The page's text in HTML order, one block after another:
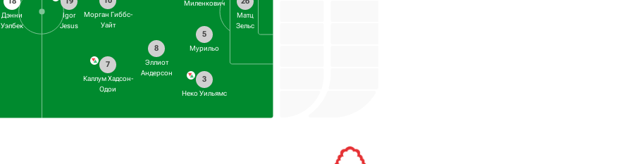
Дэнни
Уэлбек
Матц
Зельс
Миленкович
5
Мурильо
3
Неко Уильямс
8
Эллиот
Андерсон
Морган Гиббс-
Уайт
7
Каллум Хадсон-
Одои
Igor
Jesus